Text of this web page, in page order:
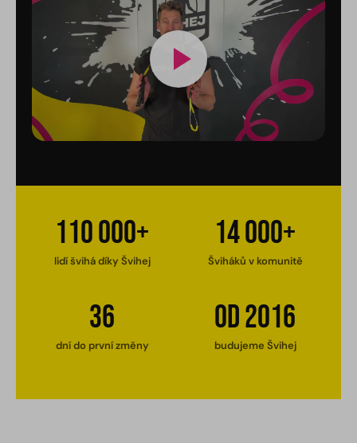
110 000+
lidí švihá díky Švihej
14 000+
Šviháků v komunitě
36
dní do první změny
od 2016
budujeme Švihej